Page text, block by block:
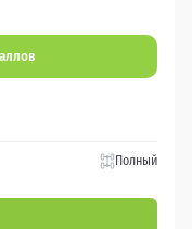
Полный